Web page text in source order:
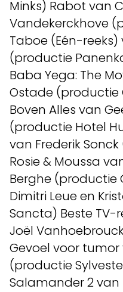
Minks) Rabot van
Vandekerckhove
Taboe (Eén-
(productie
Baba Yega: The
Ostade (productie
Boven Alles van
(productie Hotel
van Frederik
Rosie & Moussa
Berghe (productie
Dimitri Leue en
Sancta) Beste TV-
Joël
Gevoel voor tumor
(productie
Salamander 2 van